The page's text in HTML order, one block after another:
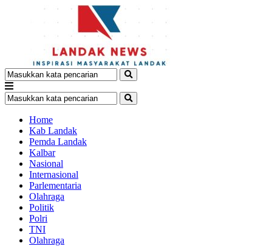
Home
Kab Landak
Pemda Landak
Kalbar
Nasional
Internasional
Parlementaria
Olahraga
Politik
Polri
TNI
Olahraga